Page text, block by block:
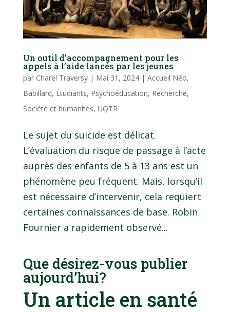
Un outil d’accompagnement pour les
appels à l’aide lancés par les jeunes
par Charel Traversy| Mai 31, 2024| Accueil Néo,
Babillard, Étudiants, Psychoéducation, Recherche,
Société et humanités, UQTR
Le sujet du suicide est délicat.
L’évaluation du risque de passage à l’acte
auprès des enfants de 5 à 13 ans est un
phénomène peu fréquent. Mais, lorsqu’il
est nécessaire d’intervenir, cela requiert
certaines connaissances de base. Robin
Fournier a rapidement observé...
Que désirez-vous publier
aujourd’hui?
Un article en santé